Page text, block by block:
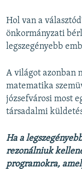
Hol van a
önkormányzati
legszegényebb
A világot azonban
matematika
józsefvárosi most
társadalmi
Ha a
rezonálniuk
programokra,